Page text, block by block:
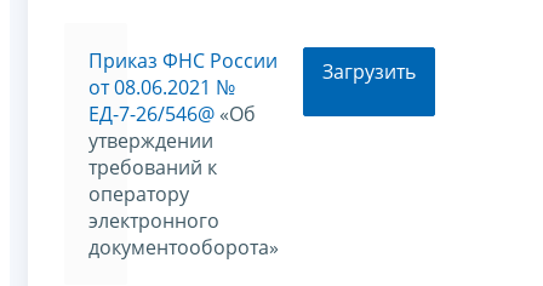
Приказ ФНС России
от 08.06.2021 №
ЕД-7-26/546@ «Об
утверждении
требований к
оператору
электронного
документооборота»
Загрузить